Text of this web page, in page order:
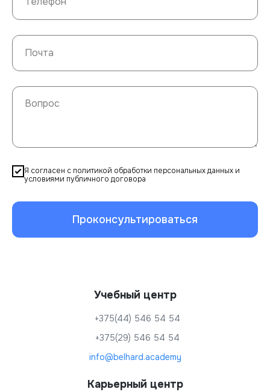
Я согласен с политикой обработки персональных данных и
условиями публичного договора
Проконсультироваться
Учебный центр
+375(44) 546 54 54
+375(29) 546 54 54
info@belhard.academy
Карьерный центр